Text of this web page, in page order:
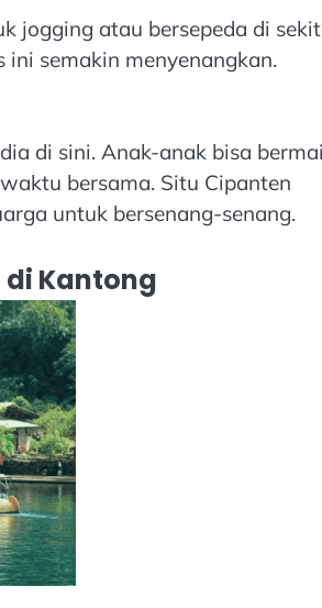
jogging atau bersepeda di
semakin menyenangkan.
di sini. Anak-anak bisa
bersama. Situ Cipanten
untuk bersenang-senang.
di Kantong